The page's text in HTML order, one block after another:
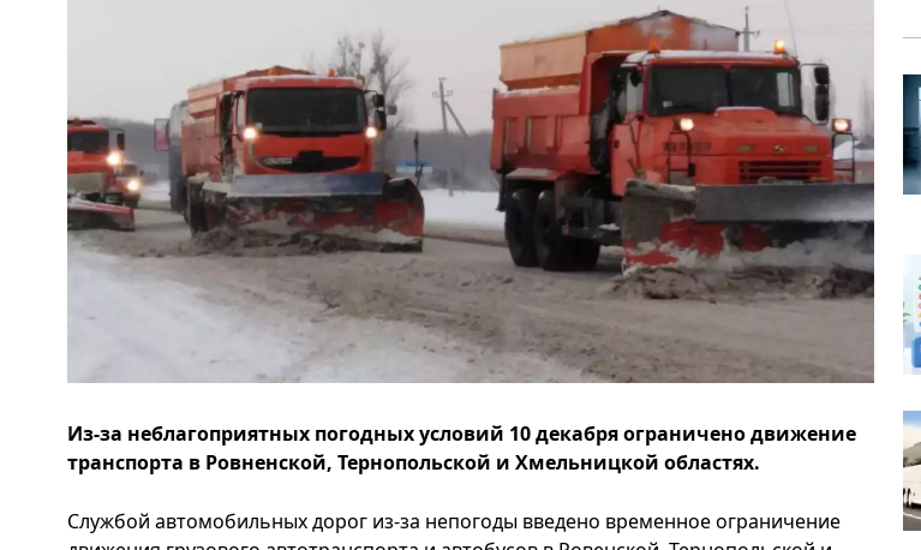
Из-за неблагоприятных погодных условий 10 декабря ограничено движение
транспорта в Ровненской, Тернопольской и Хмельницкой областях.
Службой автомобильных дорог из-за непогоды введено временное ограничение